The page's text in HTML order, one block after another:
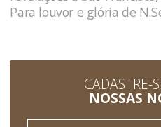
Para louvor e glória de
CADASTRE-
NOSSAS